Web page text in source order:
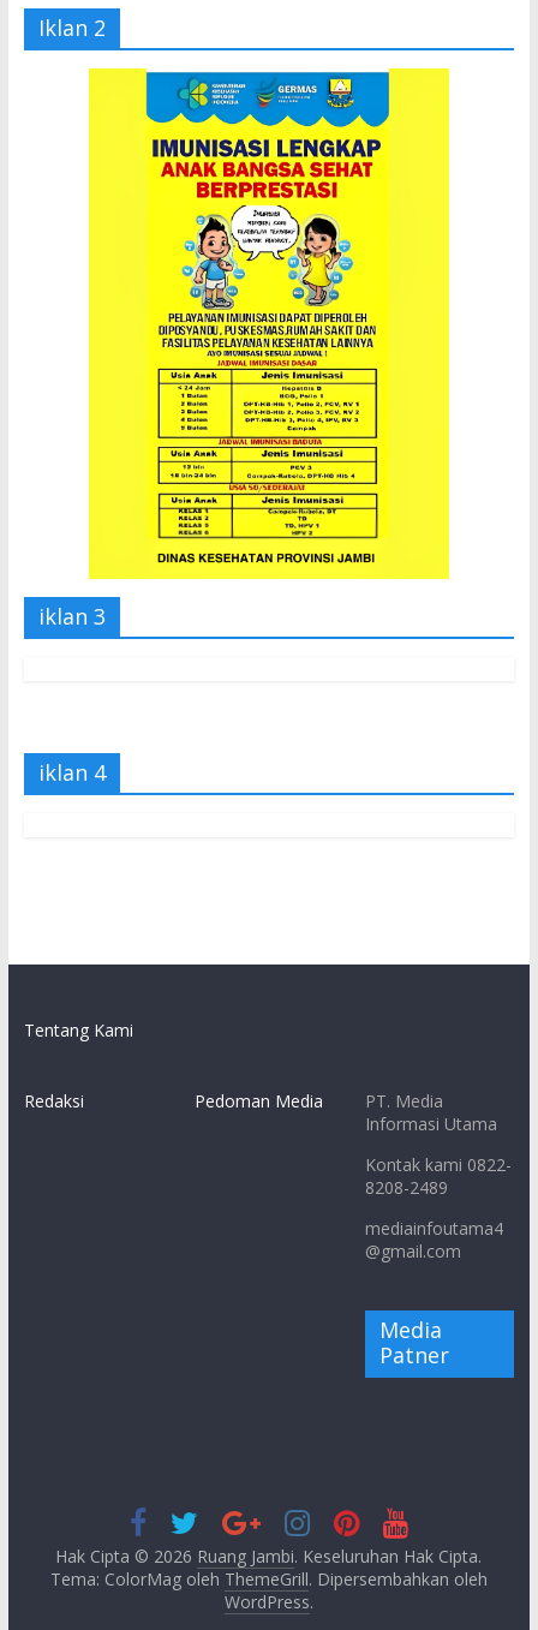
Iklan 2
iklan 3
iklan 4
Tentang Kami
Redaksi Pedoman Media
PT. Media
Informasi Utama
Kontak kami 0822-
8208-2489
mediainfoutama4
@gmail.com
Media
Patner
Hak Cipta © 2026 Ruang Jambi. Keseluruhan Hak Cipta.
Tema: ColorMag oleh ThemeGrill. Dipersembahkan oleh
WordPress.